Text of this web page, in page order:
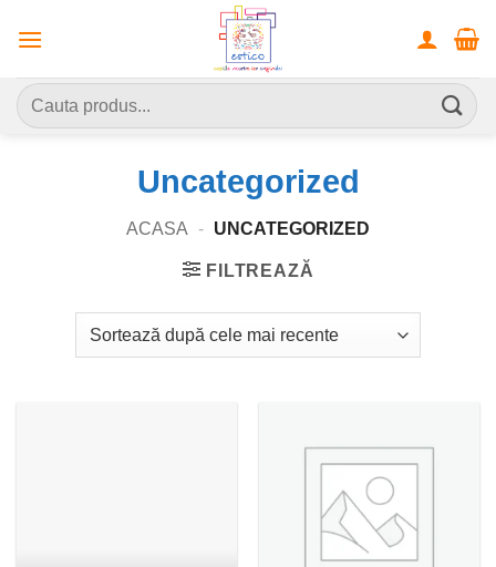
Caută
după:
Uncategorized
ACASA - UNCATEGORIZED
FILTREAZĂ